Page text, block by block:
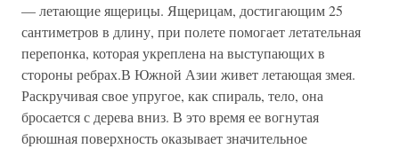
— летающие ящерицы. Ящерицам, достигающим 25
сантиметров в длину, при полете помогает летательная
перепонка, которая укреплена на выступающих в
стороны ребрах.В Южной Азии живет летающая змея.
Раскручивая свое упругое, как спираль, тело, она
бросается с дерева вниз. В это время ее вогнутая
брюшная поверхность оказывает значительное